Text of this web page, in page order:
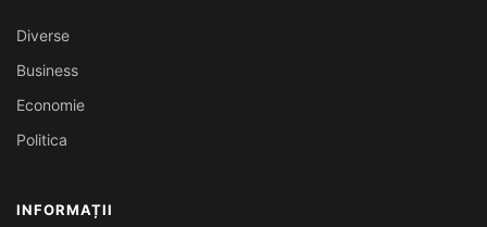
Diverse
Business
Economie
Politica
INFORMAȚII